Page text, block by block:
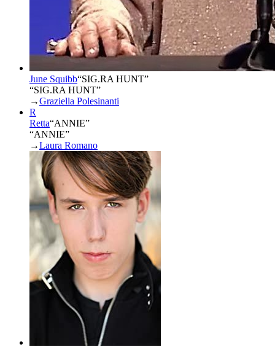
June Squibb“SIG.RA HUNT”
“SIG.RA HUNT”
→Graziella Polesinanti
R
Retta“ANNIE”
“ANNIE”
→Laura Romano